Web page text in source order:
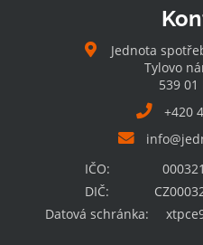
Jednota
Tylovo
539
+420
IČO:
DIČ:
Datová schránka: